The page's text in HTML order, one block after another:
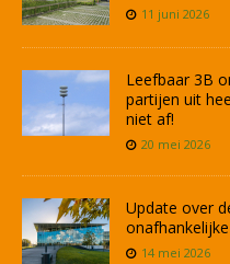
11 juni 2026
Leefbaar 3B
partijen uit
niet af!
20 mei 2026
Update over
14 mei 2026